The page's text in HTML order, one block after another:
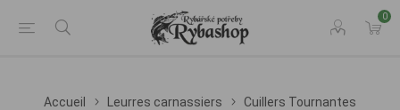
0
Accueil Leurres carnassiers Cuillers Tournantes